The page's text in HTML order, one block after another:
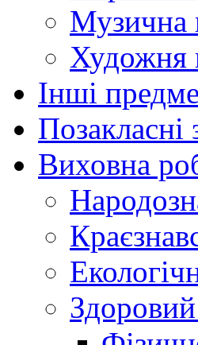
Музична
Художня
Інші
Виховна